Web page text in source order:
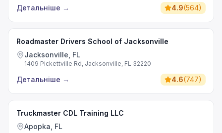
Детальніше → 4.9(564)
Roadmaster Drivers School of Jacksonville
Jacksonville, FL
1409 Pickettville Rd, Jacksonville, FL 32220
Детальніше → 4.6(747)
Truckmaster CDL Training LLC
Apopka, FL